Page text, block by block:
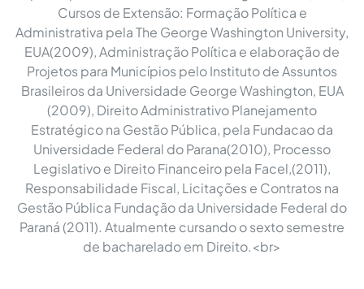
Cursos de Extensão: Formação Política e
Administrativa pela The George Washington University,
EUA(2009), Administração Política e elaboração de
Projetos para Municípios pelo Instituto de Assuntos
Brasileiros da Universidade George Washington, EUA
(2009), Direito Administrativo Planejamento
Estratégico na Gestão Pública, pela Fundacao da
Universidade Federal do Parana(2010), Processo
Legislativo e Direito Financeiro pela Facel,(2011),
Responsabilidade Fiscal, Licitações e Contratos na
Gestão Pública Fundação da Universidade Federal do
Paraná (2011). Atualmente cursando o sexto semestre
de bacharelado em Direito.<br>